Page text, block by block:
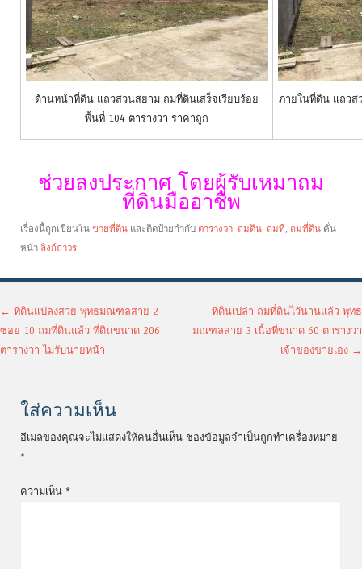
ด้านหน้าที่ดิน แถวสวนสยาม ถมที่ดินเสร็จเรียบร้อย
พื้นที่ 104 ตารางวา ราคาถูก
ภายในที่ดิน แถวส
ช่วยลงประกาศ โดยผู้รับเหมาถม
ที่ดินมืออาชีพ
เรื่องนี้ถูกเขียนใน ขายที่ดิน และติดป้ายกำกับ ตารางวา, ถมดิน, ถมที่, ถมที่ดิน คั่น
หน้า ลิงก์ถาวร
เมนูนำทางเรื่อง
← ที่ดินแปลงสวย พุทธมณฑลสาย 2
ซอย 10 ถมที่ดินแล้ว ที่ดินขนาด 206
ตารางวา ไม่รับนายหน้า
ที่ดินเปล่า ถมที่ดินไว้นานแล้ว พุทธ
มณฑลสาย 3 เนื้อที่ขนาด 60 ตารางวา
เจ้าของขายเอง →
ใส่ความเห็น
อีเมลของคุณจะไม่แสดงให้คนอื่นเห็น ช่องข้อมูลจำเป็นถูกทำเครื่องหมาย
*
ความเห็น *